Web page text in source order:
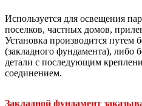
Используется для освещения
поселков, частных домов,
Установка производится путем
(закладного фундамента), либо
детали с последующим
соединением.
Закладной фундамент